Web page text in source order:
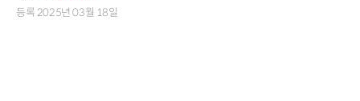
등록 2025년 03월 18일